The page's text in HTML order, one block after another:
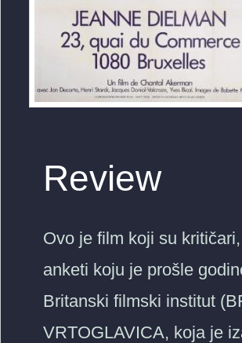
Review
Ovo je film koji su
anketi koju je prošle
Britanski filmski institut
VRTOGLAVICA, koja je